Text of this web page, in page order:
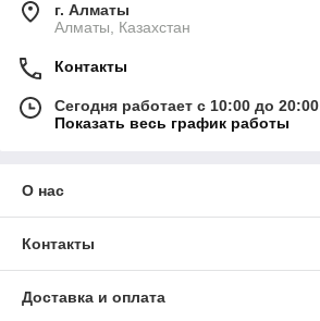
г. Алматы
Алматы, Казахстан
Контакты
Сегодня работает с 10:00 до 20:00
Показать весь график работы
О нас
Контакты
Доставка и оплата